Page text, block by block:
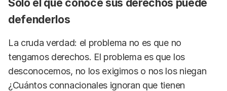
Solo el que conoce sus derechos puede
defenderlos
La cruda verdad: el problema no es que no
tengamos derechos. El problema es que los
desconocemos, no los exigimos o nos los niegan
¿Cuántos connacionales ignoran que tienen